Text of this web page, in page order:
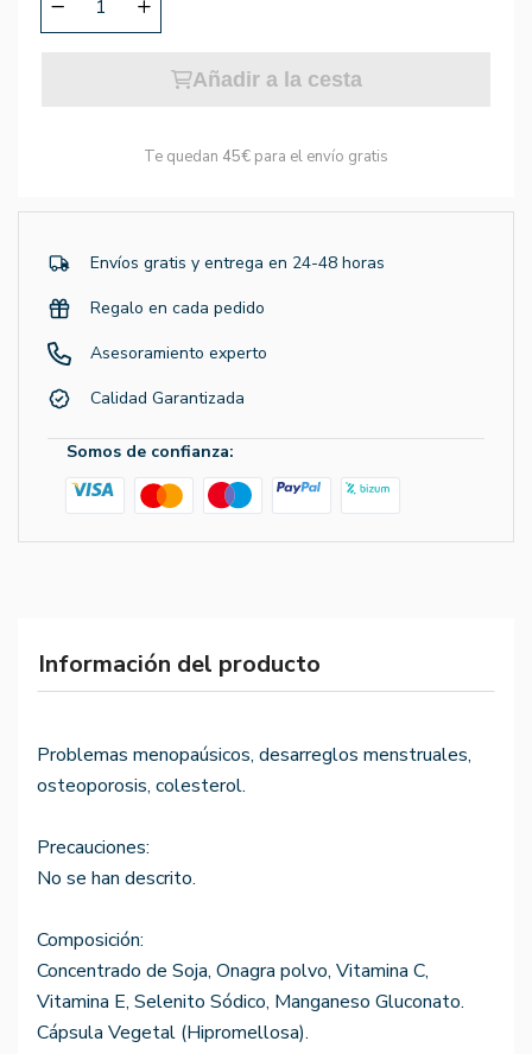
Añadir a la cesta
Te quedan 45€ para el envío gratis
Envíos gratis y entrega en 24-48 horas
Regalo en cada pedido
Asesoramiento experto
Calidad Garantizada
Somos de confianza:
Información del producto
Problemas menopaúsicos, desarreglos menstruales,
osteoporosis, colesterol.
Precauciones:
No se han descrito.
Composición:
Concentrado de Soja, Onagra polvo, Vitamina C,
Vitamina E, Selenito Sódico, Manganeso Gluconato.
Cápsula Vegetal (Hipromellosa).